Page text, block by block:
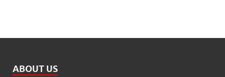
ABOUT US